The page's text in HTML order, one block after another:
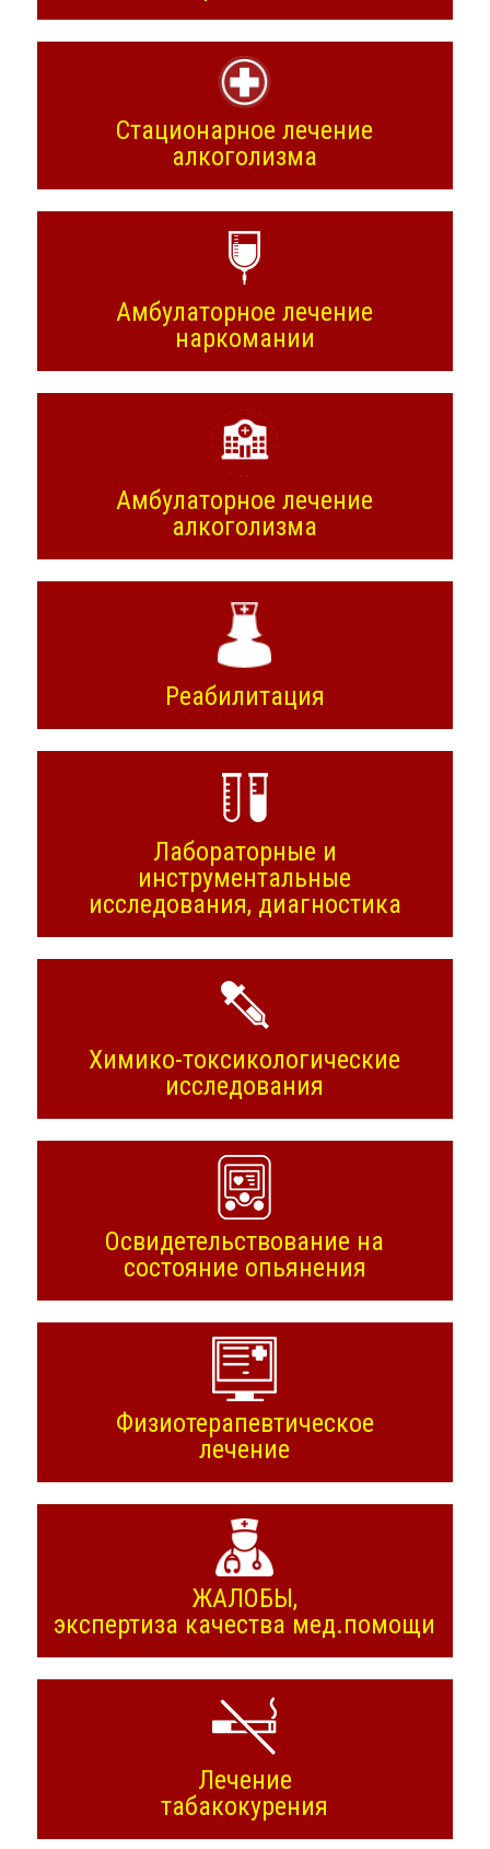
Стационарное лечение
алкоголизма
Амбулаторное лечение
наркомании
Амбулаторное лечение
алкоголизма
Реабилитация
Лабораторные и
инструментальные
исследования, диагностика
Химико-токсикологические
исследования
Освидетельствование на
состояние опьянения
Физиотерапевтическое
лечение
ЖАЛОБЫ,
экспертиза качества мед.помощи
Лечение
табакокурения